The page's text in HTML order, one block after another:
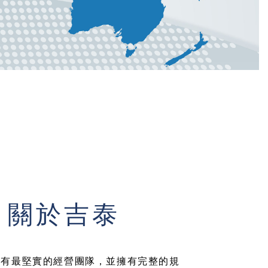
關於吉泰
最堅實的經營團隊，並擁有完整的規